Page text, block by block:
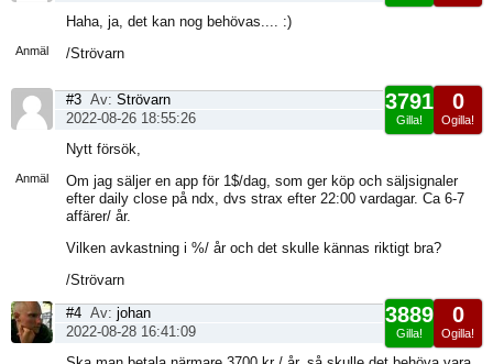
Anmäl
Haha, ja, det kan nog behövas.... :)
/Strövarn
Anmäl
0
Ogilla!
3791
Gilla!
#3 Av: Strövarn
2022-08-26 18:55:26
Nytt försök,
Om jag säljer en app för 1$/dag, som ger köp och säljsignaler
efter daily close på ndx, dvs strax efter 22:00 vardagar. Ca 6-7
affärer/ år.
Vilken avkastning i %/ år och det skulle kännas riktigt bra?
/Strövarn
0
Ogilla!
3889
Gilla!
#4 Av: johan
2022-08-28 16:41:09